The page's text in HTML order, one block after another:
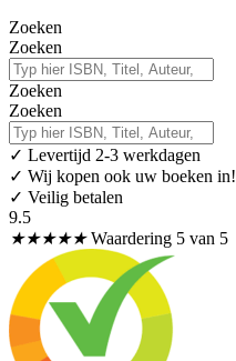
Zoeken
Zoeken
Zoeken
Zoeken
✓ Levertijd 2-3 werkdagen
✓ Wij kopen ook uw boeken in!
✓ Veilig betalen
9.5
★★★★★ Waardering 5 van 5